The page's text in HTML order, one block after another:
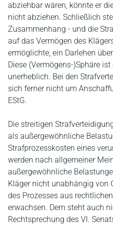
abziehbar wären, könnte er
nicht abziehen. Schließlich
Zusammenhang - und die
auf das Vermögen des
ermöglichte, ein Darlehen
Diese (Vermögens-)Sphäre
unerheblich. Bei den
sich ferner nicht um
EStG.
Die streitigen
als außergewöhnliche
Strafprozesskosten eines
werden nach allgemeiner
außergewöhnliche
Kläger nicht unabhängig von
des Prozesses aus
erwachsen. Dem steht auch
Rechtsprechung des VI.